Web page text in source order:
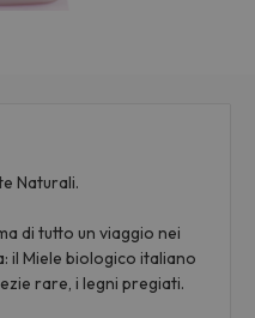
Naturali.
di tutto un viaggio nei
il Miele biologico italiano
rare, i legni pregiati.